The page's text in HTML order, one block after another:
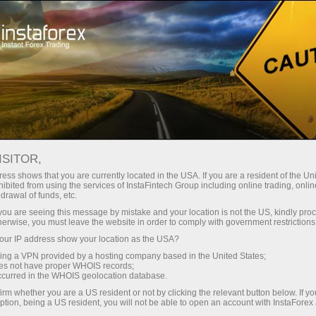
انسٹا فاریکس کے ساتھ، آپ
حاصل کرتے ہیں: 1:5000 تک کا فائدہ،
مارکیٹ میں کچھ بہترین اسپریڈز اور
کمیشنز، اور ٹریڈنگ اسٹاک اور انڈیکس
کے لیے فائدہ مند حالات۔
مختصر
30% بونس
ہر ڈیپازٹ پر
رفتار
تجارت اور ہائی ویز پر
shows that you are currently located in the USA. If you are a resident of the
from using the services of InstaFintech Group including online trading,
of funds, etc.
are seeing this message by mistake and your location is not the US, kindly
you must leave the website in order to comply with government
IP address show your location as the USA?
a VPN provided by a hosting company based in the United States;
not have proper WHOIS records;
in the WHOIS geolocation database.
whether you are a US resident or not by clicking the relevant button below. If
being a US resident, you will not be able to open an account with InstaForex